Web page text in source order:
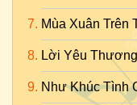
Mùa Xuân Trên
Lời Yêu Thương
Như Khúc Tình